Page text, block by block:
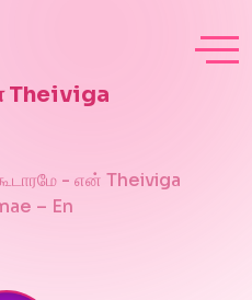
Theiviga
- என் Theiviga
– En